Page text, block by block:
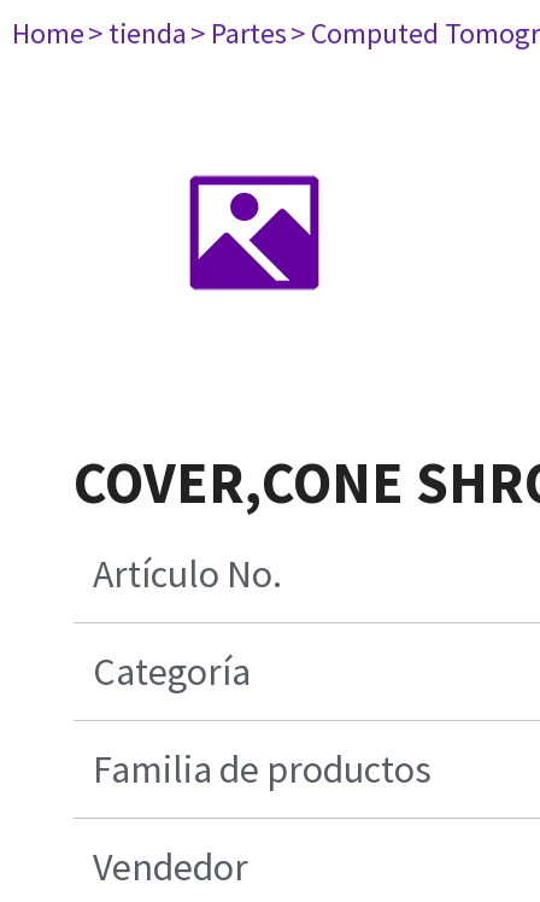
Home> tienda> Partes> Computed
COVER,CONE
Artículo No.
Categoría
Familia de productos
Vendedor